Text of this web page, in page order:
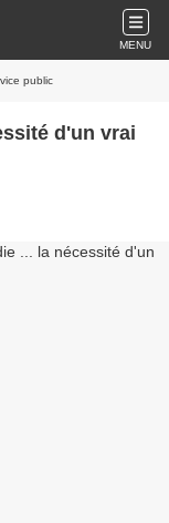
MENU
public
d'un vrai